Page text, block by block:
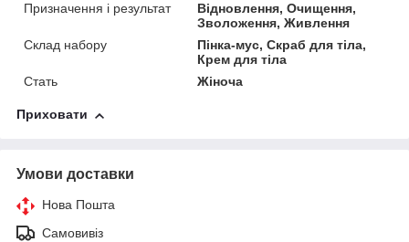
Призначення і результат
Відновлення, Очищення,
Зволоження, Живлення
Склад набору
Пінка-мус, Скраб для тіла,
Крем для тіла
Стать
Жіноча
Приховати
Умови доставки
Нова Пошта
Самовивіз